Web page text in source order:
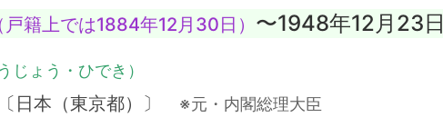
戸籍上では1884年12月30日） 〜1948年12月23日
じょう・ひでき）
日本（東京都）〕 ※元・内閣総理大臣